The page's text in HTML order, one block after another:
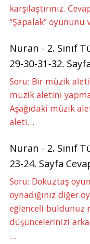
karşılaştırınız.
“Şapalak” oyununu
Nuran - 2. Sınıf
29-30-31-32.
Soru: Bir müzik
müzik aletini
Aşağıdaki müzik
aleti…
Nuran - 2. Sınıf
23-24. Sayfa
Soru: Dokuztaş
oynadığınız diğer
eğlenceli buldunuz
düşüncelerinizi
…